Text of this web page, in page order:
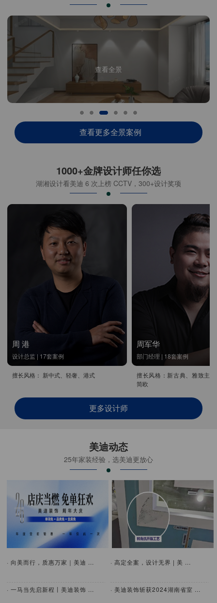
查看全景
查看更多全景案例
1000+金牌设计师任你选
湖湘设计看美迪 6 次上榜 CCTV，300+设计奖项
周 港
设计总监 | 17套案例
擅长风格： 新中式、轻奢、港式
周军华
部门经理 | 18套案例
擅长风格：新古典、雅致主
简欧
更多设计师
美迪动态
25年家装经验，选美迪更放心
· 向美而行，质惠万家｜美迪 ...
· 一马当先启新程丨美迪装饰 ...
· 高定全案，设计无界 | 美 ...
· 美迪装饰斩获2024湖南省室 ...